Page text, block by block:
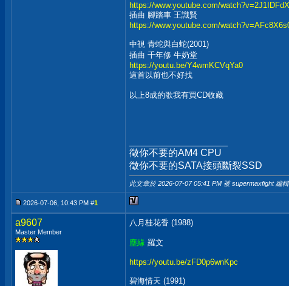
https://www.youtube.com/
插曲 腳踏車 王識賢
https://www.youtube.com/
中視 青蛇與白蛇(2001)
插曲 千年修 牛奶堂
https://youtu.be/Y4wmKCVqYa0
這首以前也不好找
以上8成的歌我有買CD收藏
徵你不要的AM4 CPU
徵你不要的SATA接頭斷裂SSD
此文章於 2026-07-0705:41 PM 被 supermaxfight 編輯.
2026-07-06, 10:43 PM #1
a9607
Master Member
八月桂花香 (1988)
塵緣 羅文
https://youtu.be/zFD0p6wnKpc
碧海情天 (1991)